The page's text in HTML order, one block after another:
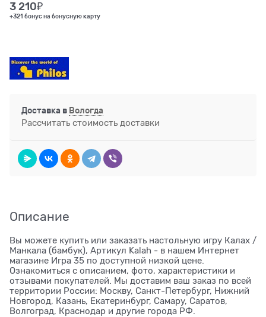
3 210₽
+321 бонус на бонусную карту
Доставка в Вологда
Рассчитать стоимость доставки
Описание
Вы можете купить или заказать настольную игру Калах /
Манкала (бамбук), Артикул Kalah - в нашем Интернет
магазине Игра 35 по доступной низкой цене.
Ознакомиться с описанием, фото, характеристики и
отзывами покупателей. Мы доставим ваш заказ по всей
территории России: Москву, Санкт-Петербург, Нижний
Новгород, Казань, Екатеринбург, Самару, Саратов,
Волгоград, Краснодар и другие города РФ.